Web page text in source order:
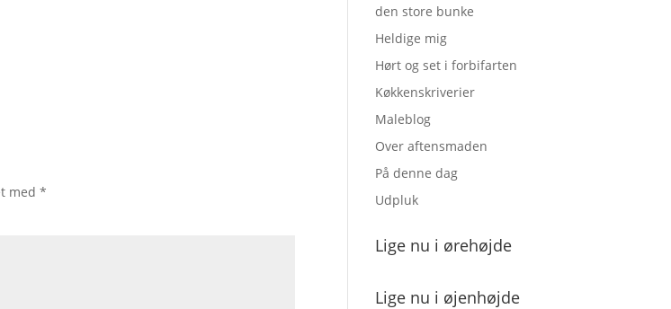
med*
den store bunke
Heldige mig
Hørt og set i forbifarten
Køkkenskriverier
Maleblog
Over aftensmaden
På denne dag
Udpluk
Lige nu i ørehøjde
Lige nu i øjenhøjde